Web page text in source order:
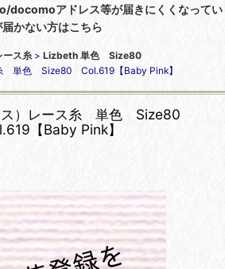
アドレス等が届きにくくなってい
かない方はこちら
ス糸 > Lizbeth 単色 Size80
単色 Size80 Col.619【Baby Pink】
ス）レース糸 単色 Size80
【Baby Pink】